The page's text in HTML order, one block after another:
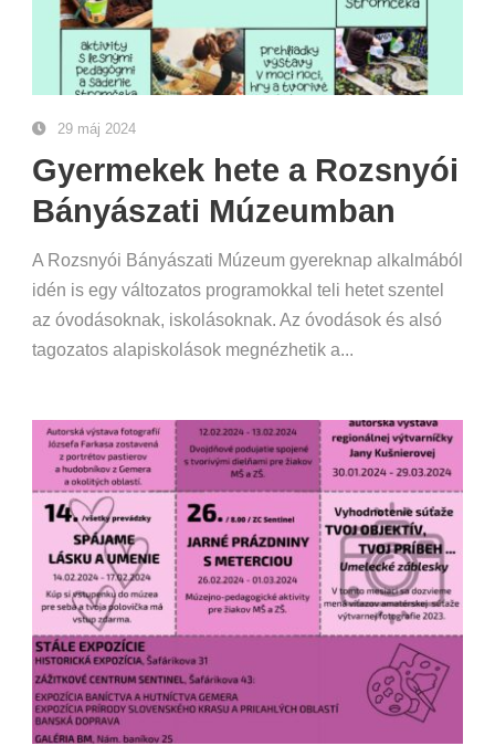
29 máj 2024
Gyermekek hete a Rozsnyói
Bányászati Múzeumban
A Rozsnyói Bányászati Múzeum gyereknap alkalmából
idén is egy változatos programokkal teli hetet szentel
az óvodásoknak, iskolásoknak. Az óvodások és alsó
tagozatos alapiskolások megnézhetik a...